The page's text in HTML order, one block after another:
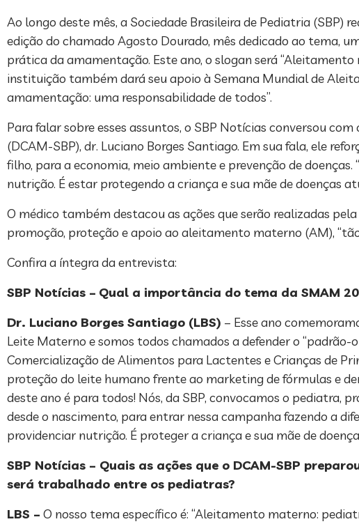
Ao longo deste mês, a Sociedade Brasileira de Pediatria
edição do chamado Agosto Dourado, mês dedicado ao tema,
prática da amamentação. Este ano, o slogan será
instituição também dará seu apoio à Semana Mundial de
amamentação: uma responsabilidade de todos”.
Para falar sobre esses assuntos, o SBP Notícias conversou
(DCAM-SBP), dr. Luciano Borges Santiago. Em sua fala, ele
filho, para a economia, meio ambiente e prevenção de
nutrição. É estar protegendo a criança e sua mãe de doenças
O médico também destacou as ações que serão realizadas
promoção, proteção e apoio ao aleitamento materno (AM),
Confira a íntegra da entrevista:
SBP Notícias – Qual a importância do tema da SMAM
Dr. Luciano Borges Santiago (LBS) – Esse ano
Leite Materno e somos todos chamados a defender o
Comercialização de Alimentos para Lactentes e Crianças de
proteção do leite humano frente ao marketing de fórmulas e
deste ano é para todos! Nós, da SBP, convocamos o
desde o nascimento, para entrar nessa campanha fazendo a
providenciar nutrição. É proteger a criança e sua mãe de
SBP Notícias – Quais as ações que o DCAM-SBP
será trabalhado entre os pediatras?
LBS – O nosso tema específico é: “Aleitamento materno: